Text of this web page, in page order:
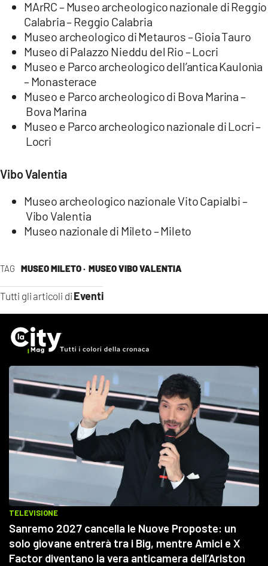
TAG MUSEO MILETO · MUSEO VIBO VALENTIA
Tutti gli articoli di Eventi
MArRC – Museo archeologico nazionale di Reggio
Calabria – Reggio Calabria
Museo archeologico di Metauros – Gioia Tauro
Museo di Palazzo Nieddu del Rio – Locri
Museo e Parco archeologico dell’antica Kaulonìa
– Monasterace
Museo e Parco archeologico di Bova Marina –
Bova Marina
Museo e Parco archeologico nazionale di Locri –
Locri
Vibo Valentia
Museo archeologico nazionale Vito Capialbi –
Vibo Valentia
Museo nazionale di Mileto – Mileto